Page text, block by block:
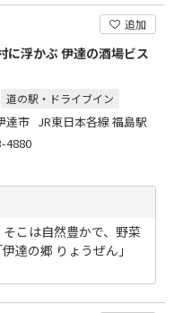
追加
に浮かぶ 伊達の酒場ビス
道の駅・ドライブイン
達市 JR東日本各線 福島駅
4880
こは自然豊かで、野菜
達の郷 りょうぜん」